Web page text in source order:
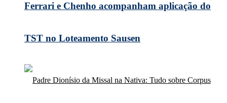
Ferrari e Chenho acompanham aplicação do
TST no Loteamento Sausen